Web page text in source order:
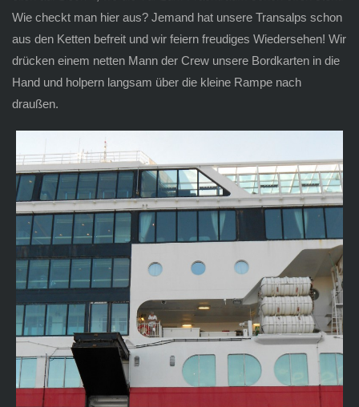
Wie checkt man hier aus? Jemand hat unsere Transalps schon
aus den Ketten befreit und wir feiern freudiges Wiedersehen! Wir
drücken einem netten Mann der Crew unsere Bordkarten in die
Hand und holpern langsam über die kleine Rampe nach
draußen.